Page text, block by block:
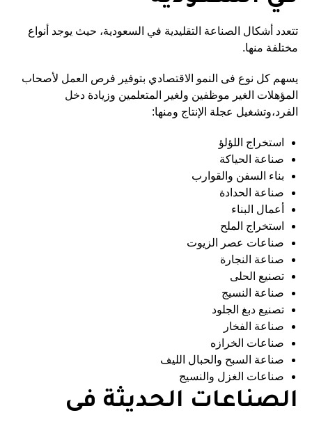
تتعدد أشكال الصناعة التقليدية في السعودية، حيث يوجد أنواع
مختلفة منها.
يسهم كل نوع فى النمو الاقتصادي بتوفير فرص العمل لأصحاب
المؤهلات الغير موظفين ولغير المتعلمين وزيادة دخل
الفرد،وتشغيل عجلة الإنتاج ومنها:
استخراج اللؤلؤ
صناعة الحياكة
بناء السفن والقوارب
صناعة الحدادة
أعمال البناء
استخراج الملح
صناعات عصر الزيوت
صناعة النجارة
تصنيع الحلى
صناعة النسيج
تصنيع دبغ الجلود
صناعة الفخار
صناعات الخرازه
صناعة السبح والحبال الليف
صناعات الغزل والنسيج
الصناعات الحديثة فى